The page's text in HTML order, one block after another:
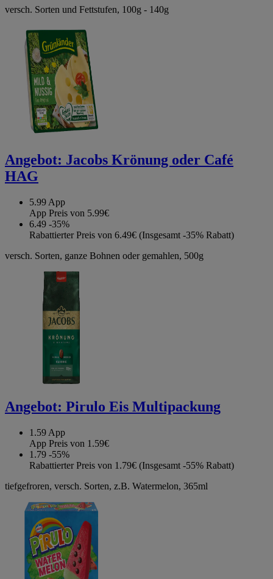
versch. Sorten und Fettstufen, 100g - 140g
Angebot: Jacobs Krönung oder Café
HAG
5.99 App
App Preis von 5.99€
6.49 -35%
Rabattierter Preis von 6.49€ (Insgesamt -35% Rabatt)
versch. Sorten, ganze Bohnen oder gemahlen, 500g
Angebot: Pirulo Eis Multipackung
1.59 App
App Preis von 1.59€
1.79 -55%
Rabattierter Preis von 1.79€ (Insgesamt -55% Rabatt)
tiefgefroren, versch. Sorten, z.B. Watermelon, 365ml